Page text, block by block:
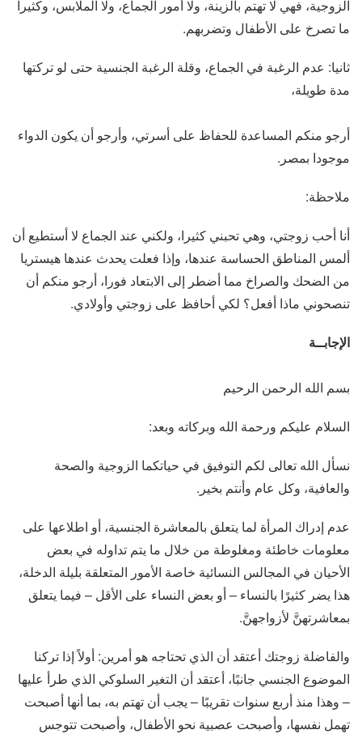
الزوجية، فهي لا تهتم بالزينة، ولا أمور الجماع، ولا الملابس، وكثيرا
ما تصرخ على الأطفال وتضربهم.
ثانيا: عدم الرغبة في الجماع، وقلة الرغبة الجنسية حتى لو تركتها
مدة طويلة،
أرجو منكم المساعدة للحفاظ على أسرتي، وأرجو أن يكون الدواء
موجودا بمصر.
ملاحظة:
أنا أحب زوجتي، وهي تحبني كثيرا، ولكني عند الجماع لا أستطيع أن
ألمس المناطق الحساسة عندها، وإذا فعلت يحدث عندها هيستريا
من الضحك والصراخ مما أضطر إلى الابتعاد فورا، أرجو منكم أن
تنصحوني ماذا أفعل؟ لكي أحافظ على زوجتي وأولادي.
الإجابــة
بسم الله الرحمن الرحيم
السلام عليكم ورحمة الله وبركاته وبعد:
نسأل الله تعالى لكم التوفيق في حياتكما الزوجية والصحة
والعافية، وكل عام وأنتم بخير.
عدم إدراك المرأة لما يتعلق بالمعاشرة الجنسية، أو اطلاعها على
معلومات خاطئة ومغلوطة من خلال ما يتم تداوله في بعض
الأحيان في المجالس النسائية خاصة الأمور المتعلقة بليلة الدخلة،
هذا يضر كثيرًا بالنساء – أو بعض النساء على الأقل – فيما يتعلق
بمعاشرتهنَّ لأزواجهنَّ.
والفاضلة زوجتك أعتقد أن الذي تحتاجه هو أمرين: أولاً إذا تركنا
الموضوع الجنسي جانبًا، أعتقد أن التغير السلوكي الذي طرأ عليها
– وهذا منذ أربع سنوات تقريبًا – يجب أن تهتم به، بما أنها أصبحت
تهمل نفسها، وأصبحت عصبية نحو الأطفال، وأصبحت تتوجس